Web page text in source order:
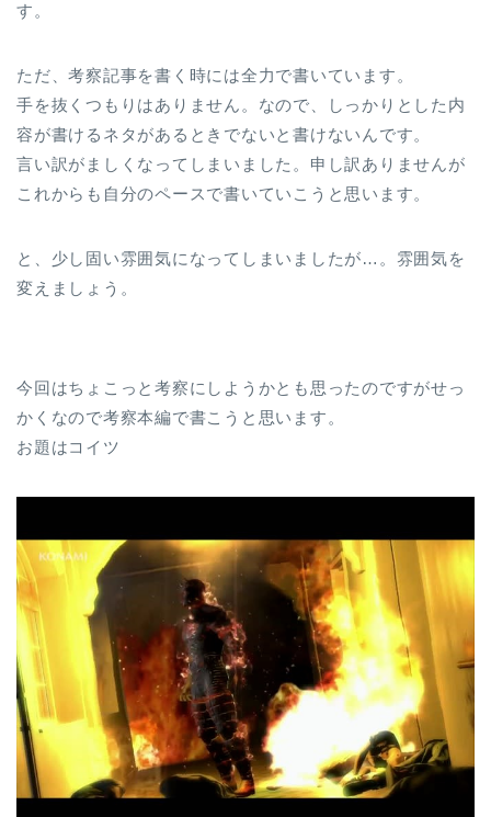
す。
ただ、考察記事を書く時には全力で書いています。
手を抜くつもりはありません。なので、しっかりとした内
容が書けるネタがあるときでないと書けないんです。
言い訳がましくなってしまいました。申し訳ありませんが
これからも自分のペースで書いていこうと思います。
と、少し固い雰囲気になってしまいましたが…。雰囲気を
変えましょう。
今回はちょこっと考察にしようかとも思ったのですがせっ
かくなので考察本編で書こうと思います。
お題はコイツ